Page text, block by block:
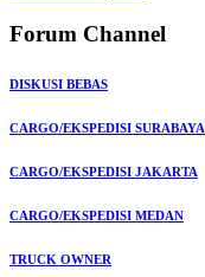
Forum Channel
DISKUSI BEBAS
CARGO/EKSPEDISI SURABAYA
CARGO/EKSPEDISI JAKARTA
CARGO/EKSPEDISI MEDAN
TRUCK OWNER